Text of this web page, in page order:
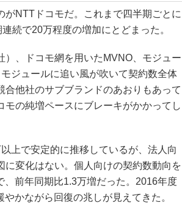
NTTドコモだ。これまで四半期ごとに
続で20万程度の増加にとどまった。
、ドコモ網を用いたMVNO、モジュー
ジュールに追い風が吹いて契約数全体
他社のサブブランドのあおりもあって
の純増ペースにブレーキがかかってし
上で安定的に推移しているが、法人向
変化はない。個人向けの契約数動向を
前年同期比1.3万増だった。2016年度
かながら回復の兆しが見えてきた。